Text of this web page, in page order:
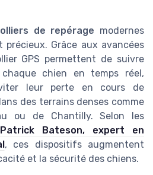
de repérage modernes
Grâce aux avancées
GPS permettent de suivre
chien en temps réel,
leur perte en cours de
des terrains denses comme
ou de Chantilly. Selon les
Patrick Bateson, expert en
, ces dispositifs augmentent
et la sécurité des chiens.